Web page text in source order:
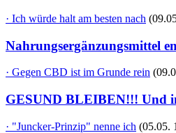
· Ich würde halt am besten nach
Nahrungsergänzungsmittel
· Gegen CBD ist im Grunde rein
GESUND BLEIBEN!!! Und
· "Juncker-Prinzip" nenne ich (05.05.